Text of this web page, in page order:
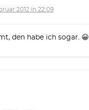
2012 in 22:09
den habe ich sogar. 😀